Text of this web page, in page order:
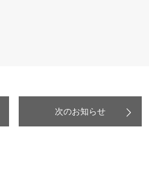
次のお知らせ